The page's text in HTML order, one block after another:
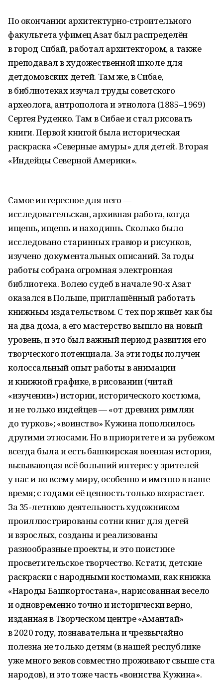
По окончании архитектурно-строительного
факультета уфимец Азат был распределён
в город Сибай, работал архитектором, а также
преподавал в художественной школе для
детдомовских детей. Там же, в Сибае,
в библиотеках изучал труды советского
археолога, антрополога и этнолога (1885–1969)
Сергея Руденко. Там в Сибае и стал рисовать
книги. Первой книгой была историческая
раскраска «Северные амуры» для детей. Вторая
«Индейцы Северной Америки».
Самое интересное для него —
исследовательская, архивная работа, когда
ищешь, ищешь и находишь. Сколько было
исследовано старинных гравюр и рисунков,
изучено документальных описаний. За годы
работы собрана огромная электронная
библиотека. Волею судеб в начале 90-х Азат
оказался в Польше, приглашённый работать
книжным издательством. С тех пор живёт как бы
на два дома, а его мастерство вышло на новый
уровень, и это был важный период развития его
творческого потенциала. За эти годы получен
колоссальный опыт работы в анимации
и книжной графике, в рисовании (читай
«изучении») истории, исторического костюма,
и не только индейцев — «от древних римлян
до турков»; «воинство» Кужина пополнилось
другими этносами. Но в приоритете и за рубежом
всегда была и есть башкирская военная история,
вызывающая всё больший интерес у зрителей
у нас и по всему миру, особенно и именно в наше
время; с годами её ценность только возрастает.
За 35‑летнюю деятельность художником
проиллюстрированы сотни книг для детей
и взрослых, созданы и реализованы
разнообразные проекты, и это поистине
просветительское творчество. Кстати, детские
раскраски с народными костюмами, как книжка
«Народы Башкортостана», нарисованная весело
и одновременно точно и исторически верно,
изданная в Творческом центре «Амантай»
в 2020 году, познавательна и чрезвычайно
полезна не только детям (в нашей республике
уже много веков совместно проживают свыше ста
народов), и это тоже часть «воинства Кужина».